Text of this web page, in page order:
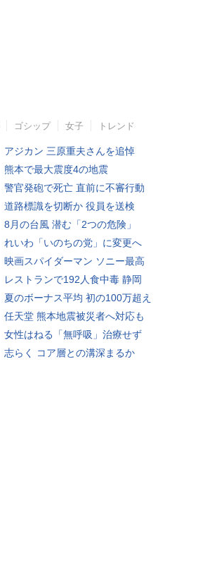
ゴシップ 女子 トレンド
アジカン 三原重夫さんを追悼
熊本で最大震度4の地震
警官発砲で死亡 直前に不審行動
道路標識を切断か 役員を送検
8月の台風 潜む「2つの危険」
れいわ「いのちの党」に変更へ
映画スパイダーマン ソニー最高
レストランで192人食中毒 静岡
夏のボーナス平均 初の100万超え
任天堂 熊本地震被災者へ対応も
女性はねる「無呼吸」治療せず
志らく コア層との溝深まるか